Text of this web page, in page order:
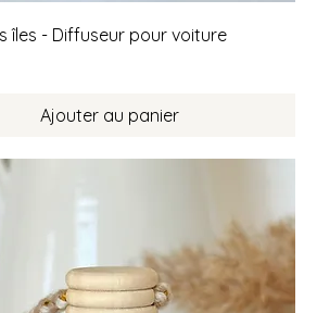
îles - Diffuseur pour voiture
Ajouter au panier